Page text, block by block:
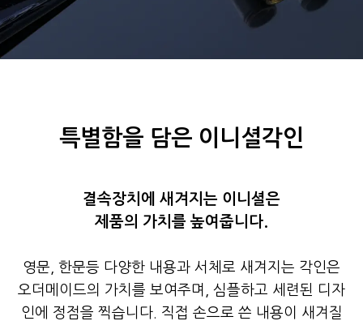
특별함을 담은 이니셜각인
결속장치에 새겨지는 이니셜은
제품의 가치를 높여줍니다.
영문, 한문등 다양한 내용과 서체로 새겨지는 각인은
오더메이드의 가치를 보여주며, 심플하고 세련된 디자
인에 정점을 찍습니다. 직접 손으로 쓴 내용이 새겨질